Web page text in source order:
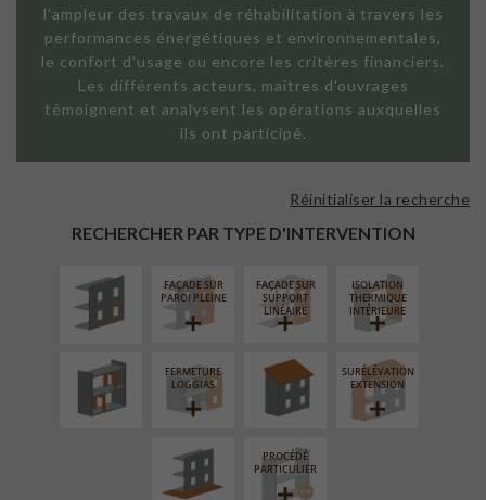
l'ampleur des travaux de réhabilitation à travers les
performances énergétiques et environnementales,
le confort d'usage ou encore les critères financiers.
Les différents acteurs, maîtres d'ouvrages
témoignent et analysent les opérations auxquelles
ils ont participé.
RECHERCHER PAR TYPE D'INTERVENTION
Réinitialiser la recherche
EXTÉRIEURE
FAÇADE SUR
PAROI PLEINE
FAÇADE SUR
SUPPORT
LINÉAIRE
ISOLATION
THERMIQUE
INTÉRIEURE
RÉAMÉNAGEMENT
INTÉRIEUR
FERMETURE
LOGGIAS
RÉFECTION DES
TOITURES
SURÉLÉVATION
EXTENSION
AMÉNAGEMENT
EXTÉRIEUR
PROCÉDÉ
PARTICULIER